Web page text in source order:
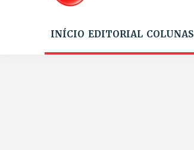
INÍCIO EDITORIAL COLUNAS